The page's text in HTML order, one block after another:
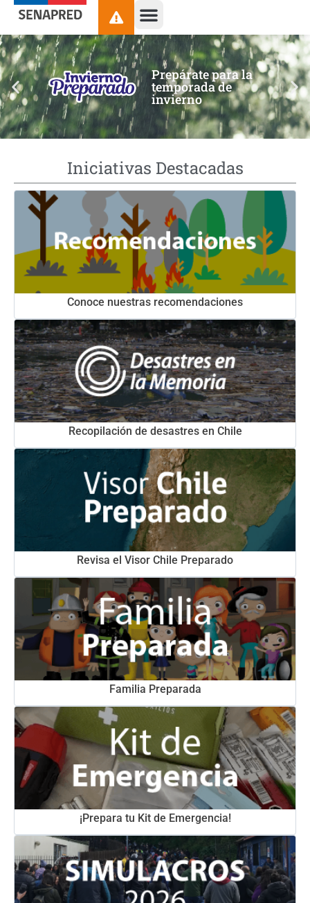
contenido
Prepárate para la
temporada de
invierno
Iniciativas Destacadas
Conoce nuestras recomendaciones
Recopilación de desastres en Chile
Revisa el Visor Chile Preparado
Familia Preparada
¡Prepara tu Kit de Emergencia!